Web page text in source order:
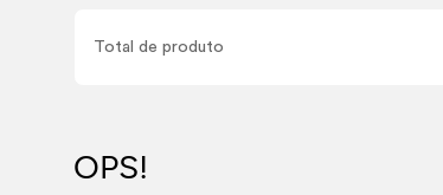
Total de produto
OPS!